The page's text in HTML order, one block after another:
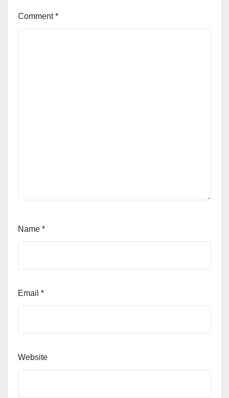
Comment*
Name *
Email *
Website